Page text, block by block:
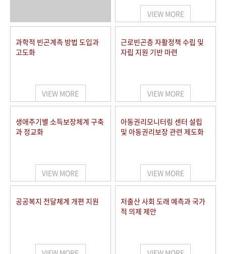
VIEW MORE
과학적 빈곤계측 방법 도입과
고도화
VIEW MORE
근로빈곤층 자활정책 수립 및
자립 지원 기반 마련
VIEW MORE
생애주기별 소득보장체계 구축
과 정교화
VIEW MORE
아동권리모니터링 센터 설립
및 아동권리보장 관련 제도화
VIEW MORE
공공복지 전달체계 개편 지원
저출산 사회 도래 예측과 국가
적 의제 제안